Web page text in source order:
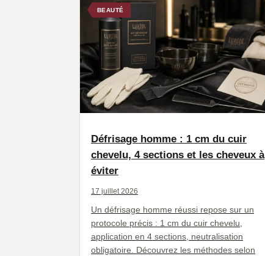
BEAUTÉ
Défrisage homme : 1 cm du cuir
chevelu, 4 sections et les cheveux à
éviter
17 juillet 2026
Un défrisage homme réussi repose sur un
protocole précis : 1 cm du cuir chevelu,
application en 4 sections, neutralisation
obligatoire. Découvrez les méthodes selon